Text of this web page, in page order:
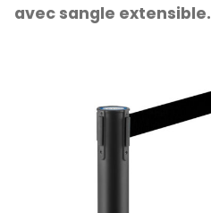
avec sangle extensible.